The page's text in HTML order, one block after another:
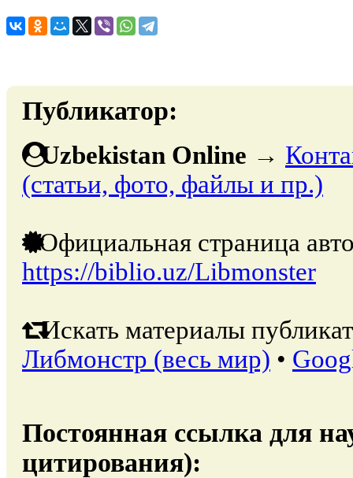
Публикатор:
Uzbekistan Online →
(статьи, фото, файлы и пр.)
Официальная страница
https://biblio.uz/Libmonster
Искать материалы
Либмонстр (весь мир) •
Постоянная ссылка для
цитирования):